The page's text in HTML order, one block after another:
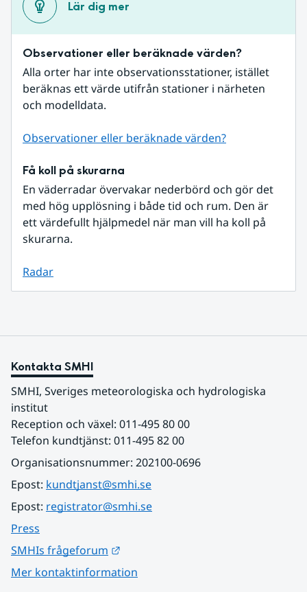
Lär dig mer
Observationer eller beräknade värden?
Alla orter har inte observationsstationer, istället
beräknas ett värde utifrån stationer i närheten
och modelldata.
Observationer eller beräknade värden?
Få koll på skurarna
En väderradar övervakar nederbörd och gör det
med hög upplösning i både tid och rum. Den är
ett värdefullt hjälpmedel när man vill ha koll på
skurarna.
Radar
Kontakta SMHI
SMHI, Sveriges meteorologiska och hydrologiska
institut
Reception och växel: 011-495 80 00
Telefon kundtjänst: 011-495 82 00
Organisationsnummer: 202100-0696
Epost: kundtjanst@smhi.se
Epost: registrator@smhi.se
Press
SMHIs frågeforum
Mer kontaktinformation